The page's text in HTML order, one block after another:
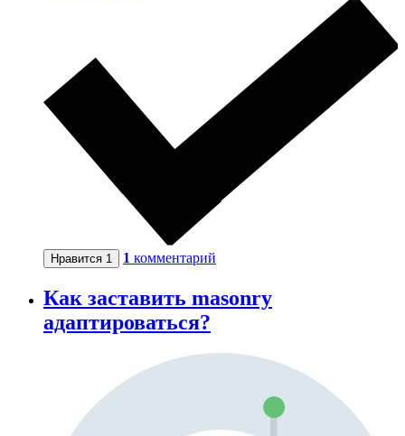
Нравится 1 1 комментарий
Как заставить masonry
адаптироваться?